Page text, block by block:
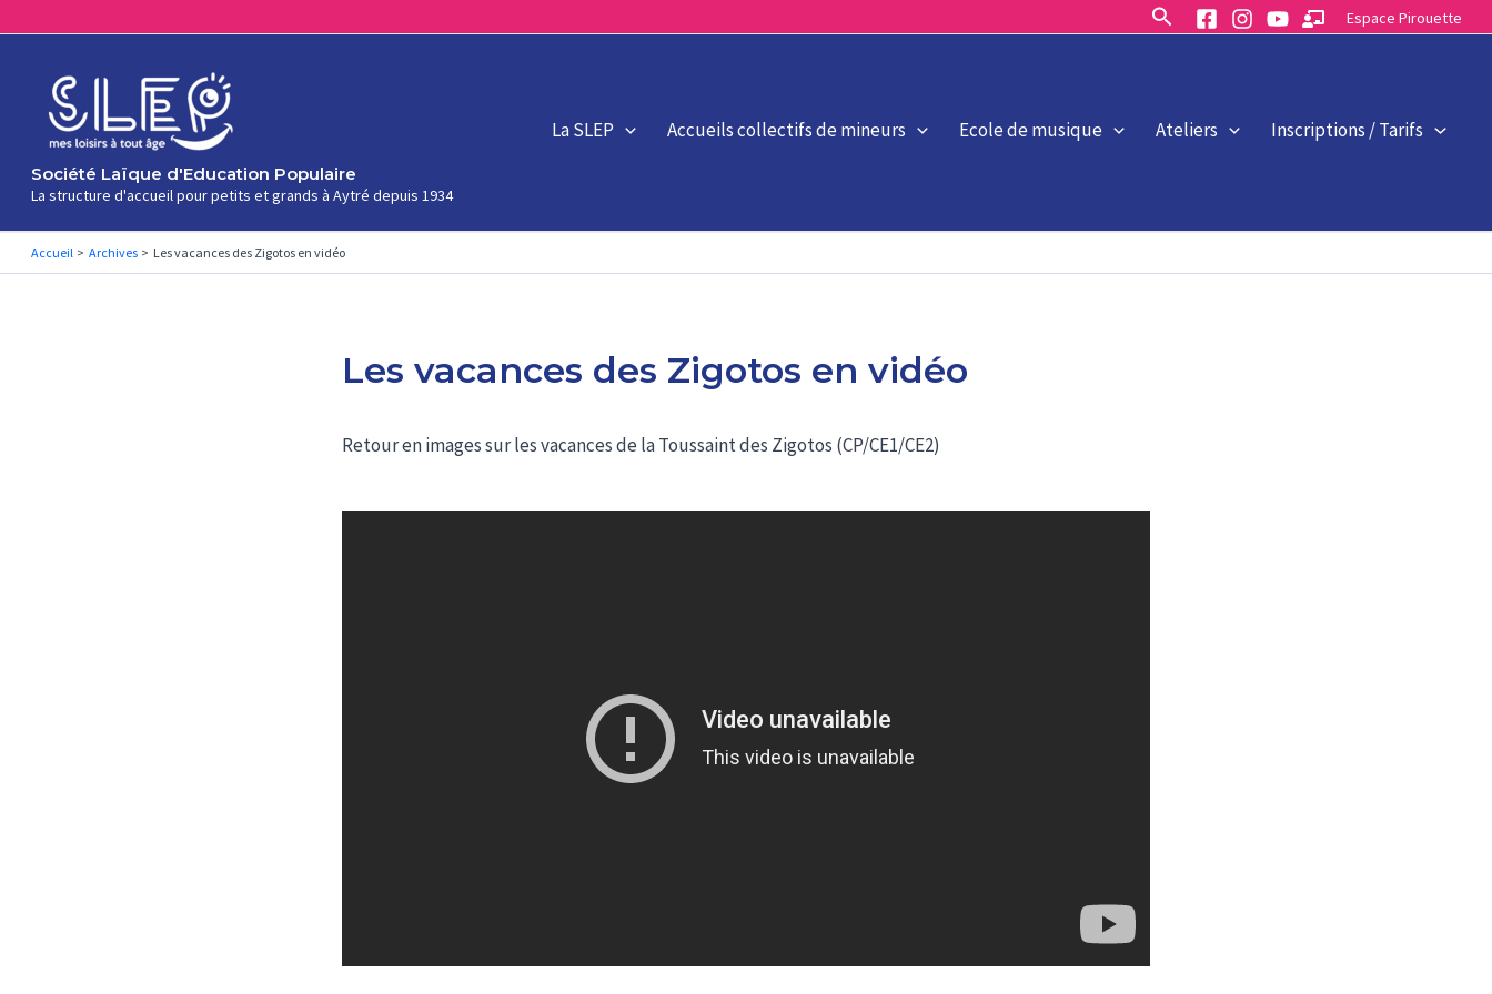
contenu
Rechercher Espace Pirouette
Société Laïque d'Education Populaire
La structure d'accueil pour petits et grands à Aytré depuis 1934
La SLEP Accueils collectifs de mineurs Ecole de musique Ateliers Inscriptions / Tarifs
Accueil Archives Les vacances des Zigotos en vidéo
Les vacances des Zigotos en vidéo
Retour en images sur les vacances de la Toussaint des Zigotos (CP/CE1/CE2)